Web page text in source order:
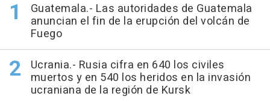
Guatemala.- Las autoridades de Guatemala
anuncian el fin de la erupción del volcán de
Fuego
Ucrania.- Rusia cifra en 640 los civiles
muertos y en 540 los heridos en la invasión
ucraniana de la región de Kursk